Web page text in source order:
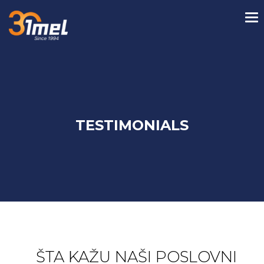
TESTIMONIALS
ŠTA KAŽU NAŠI POSLOVNI